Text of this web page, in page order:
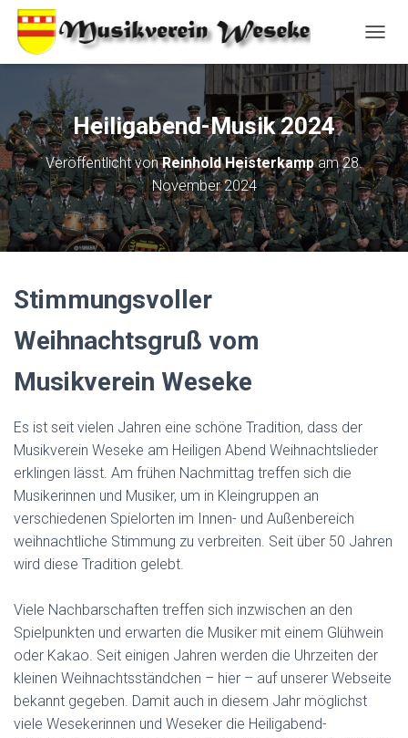
A
I
G
A
T
I
O
N
U
M
S
Heiligabend-Musik 2024
Veröffentlicht vonReinhold Heisterkampam28.
November 2024
Stimmungsvoller
Weihnachtsgruß vom
Musikverein Weseke
Es ist seit vielen Jahren eine schöne Tradition, dass der
Musikverein Weseke am Heiligen Abend Weihnachtslieder
erklingen lässt. Am frühen Nachmittag treffen sich die
Musikerinnen und Musiker, um in Kleingruppen an
verschiedenen Spielorten im Innen- und Außenbereich
weihnachtliche Stimmung zu verbreiten. Seit über 50 Jahren
wird diese Tradition gelebt.
Viele Nachbarschaften treffen sich inzwischen an den
Spielpunkten und erwarten die Musiker mit einem Glühwein
oder Kakao. Seit einigen Jahren werden die Uhrzeiten der
kleinen Weihnachtsständchen – hier – auf unserer Webseite
bekannt gegeben. Damit auch in diesem Jahr möglichst
viele Wesekerinnen und Weseker die Heiligabend-